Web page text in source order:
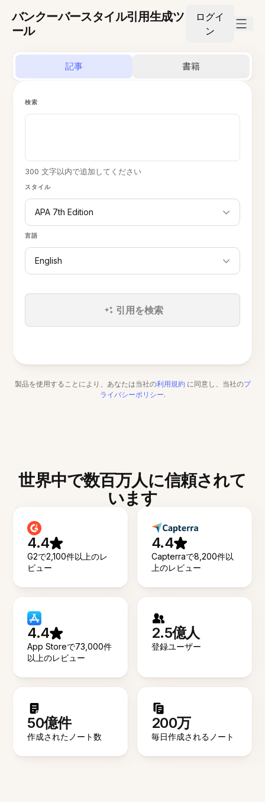
バンクーバースタイル引用生成ツ
ール
ログイ
ン
記事 書籍
スタイル
APA 7th Edition
言語
English
検索
300 文字以内で追加してください
引用を検索
製品を使用することにより、あなたは当社の利用規約 に同意し、当社のプ
ライバシーポリシー.
世界中で数百万人に信頼されて
います
4.4
G2で2,100件以上のレ
ビュー
4.4
Capterraで8,200件以
上のレビュー
4.4
App Storeで73,000件
以上のレビュー
2.5億人
登録ユーザー
50億件
作成されたノート数
200万
毎日作成されるノート